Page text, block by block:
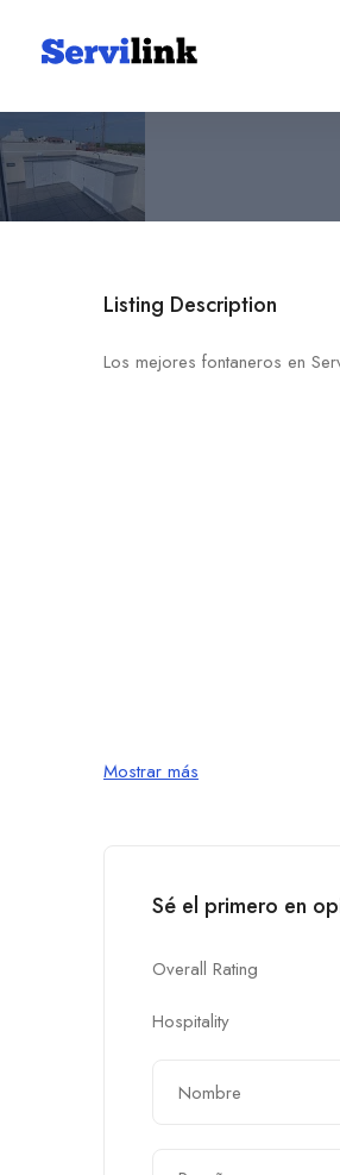
Fontanería
Listing Description
Los mejores fontaneros en
Mostrar más
Sé el primero en
Overall Rating
Hospitality